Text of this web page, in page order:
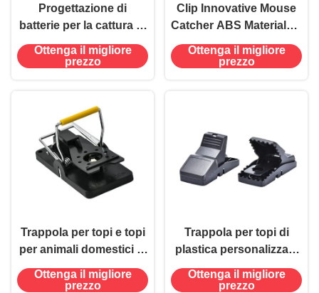
Progettazione di
batterie per la cattura di
topi
Ottenga il migliore
prezzo
Clip Innovative Mouse
Catcher ABS Materiale 0
Capacità di controllo
efficace
Ottenga il migliore
prezzo
Trappola per topi e topi
per animali domestici in
acciaio ABS per
combattere i parassiti
Ottenga il migliore
prezzo
Trappola per topi di
plastica personalizzata
La soluzione definitiva
per l' infestazione da
Ottenga il migliore
prezzo